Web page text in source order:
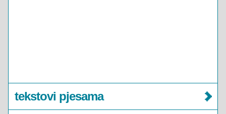
tekstovi pjesama